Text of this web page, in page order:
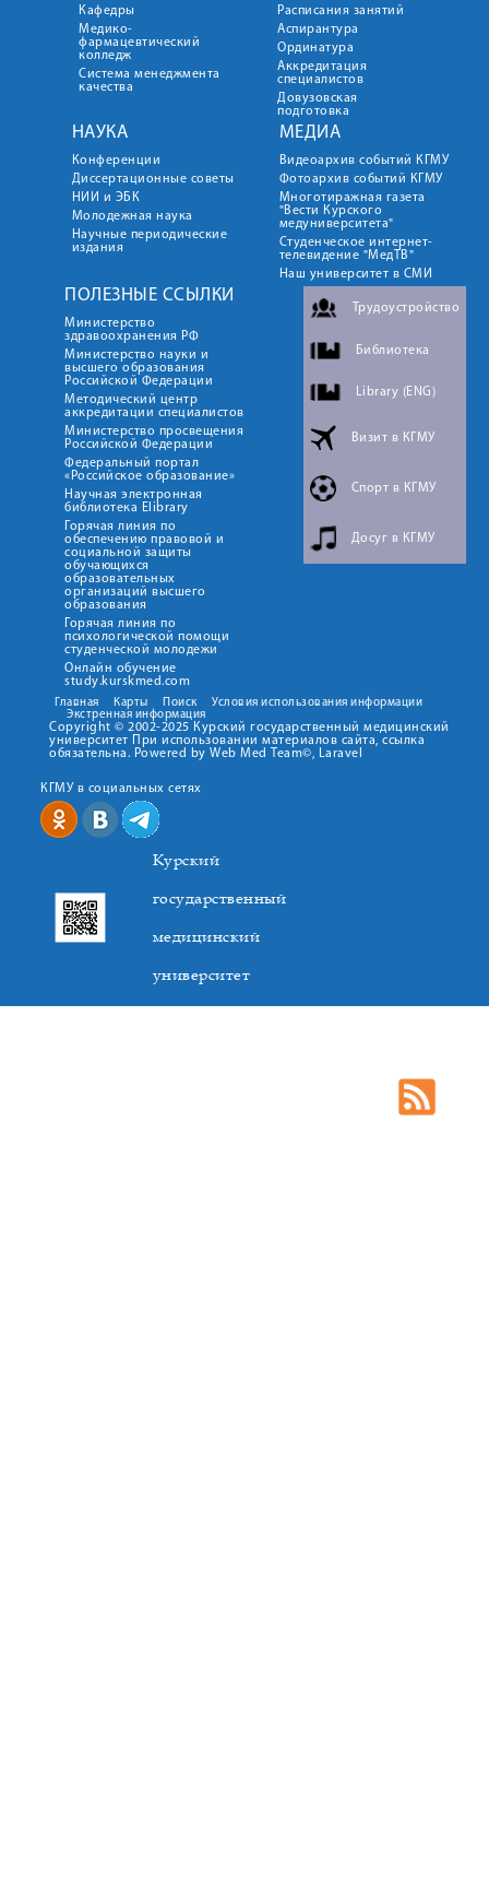
Кафедры
Медико-
фармацевтический
колледж
Система менеджмента
качества
Расписания занятий
Аспирантура
Ординатура
Аккредитация
специалистов
Довузовская
подготовка
НАУКА
Конференции
Диссертационные советы
НИИ и ЭБК
Молодежная наука
Научные периодические
издания
МЕДИА
Видеоархив событий КГМУ
Фотоархив событий КГМУ
Многотиражная газета
"Вести Курского
медуниверситета"
Студенческое интернет-
телевидение "МедТВ"
Наш университет в СМИ
ПОЛЕЗНЫЕ ССЫЛКИ
Министерство
здравоохранения РФ
Министерство науки и
высшего образования
Российской Федерации
Методический центр
аккредитации специалистов
Министерство просвещения
Российской Федерации
Федеральный портал
«Российское образование»
Научная электронная
библиотека Elibrary
Горячая линия по
обеспечению правовой и
социальной защиты
обучающихся
образовательных
организаций высшего
образования
Горячая линия по
психологической помощи
студенческой молодежи
Онлайн обучение
study.kurskmed.com
Трудоустройство
Библиотека
Library (ENG)
Визит в КГМУ
Спорт в КГМУ
Досуг в КГМУ
Главная Карты Поиск
Условия использования информации
Экстренная информация
Copyright © 2002-2025 Курский государственный медицинский
университет При использовании материалов сайта, ссылка
обязательна. Powered by Web Med Team©, Laravel
КГМУ в социальных сетях
Курский
государственный
медицинский
университет